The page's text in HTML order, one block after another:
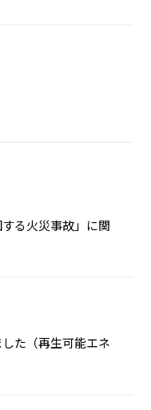
る火災事故」に関
た（再生可能エネ